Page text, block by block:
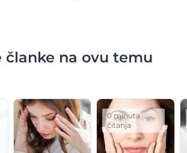
članke na ovu temu
0 minuta
čitanja